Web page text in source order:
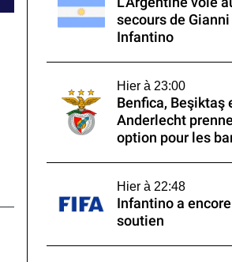
secours de Gianni
Infantino
Hier à 23:00
Benfica, Beşiktaş
Anderlecht
option pour les
Hier à 22:48
Infantino a
soutien